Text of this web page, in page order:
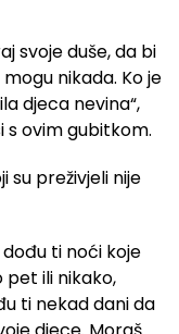
svoje duše, da bi
nikada. Ko je
djeca nevina“,
s ovim gubitkom.
su preživjeli nije
ti noći koje
pet ili nikako,
ti nekad dani da